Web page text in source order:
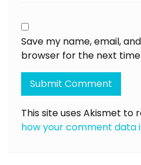
Save my name, email,
browser for the next
This site uses Akismet to
how your comment data